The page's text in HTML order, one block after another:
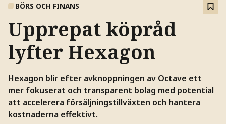
BÖRS OCH FINANS
Upprepat köpråd
lyfter Hexagon
Hexagon blir efter avknoppningen av Octave ett
mer fokuserat och transparent bolag med potential
att accelerera försäljningstillväxten och hantera
kostnaderna effektivt.